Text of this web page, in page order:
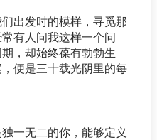
出发时的模样，寻觅那
有人问我这样一个问
，却始终葆有勃勃生
便是三十载光阴里的每
一无二的你，能够定义